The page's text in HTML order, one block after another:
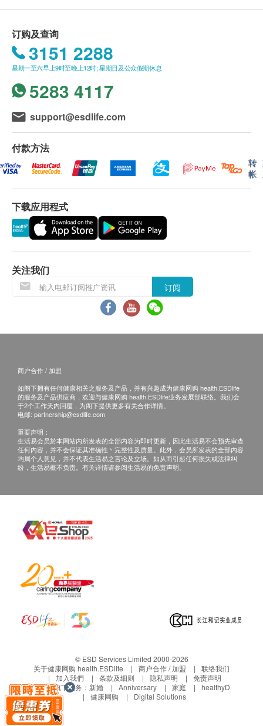
碳13呼吸试验
3 基本项目
基本健康评估
生命体征
外科检查
耳鼻喉检查
三酸甘油脂
胆固醇
高密度脂蛋白
极低密度脂蛋白
糖尿
肝功能
直接胆红素
间接胆红素
谷草转氨酶
谷丙转氨酶
γ-谷氨酰转肽酶
碱性磷酸酶
总蛋白质
肌酸酐
血尿酸
甲状腺
游离甲状腺素
游离亚甲状腺素
白血球
红血球计数
血紅素
红血球压积量
废。
体检时, 如果遇到医生不会説广东话的情况，嘉会
医疗可安排医护人员陪同提供翻译服务。
如果商户页面与体检计划页面的繁体中文、简体中
文、英文三个版本有任何抵触或不相符之处，应以
二、体检报告领取和讲解
客人可在体检日确认报告语言（可选择繁体中文，
简体中文或英文）。
体检报告会在体检后10个工作日内发送，客户可选
体检报告完成后，嘉会医疗会发送提醒讯息至
嘉会医疗APP提醒客户查看报告 。
预留E-mail，嘉会医疗会在报告完成后发送至
体检报告完成后可预约医生讲解报告，客户可选择
以下渠道：
电话讲解：需至少提前1个工作日预约具体时间
（联络电话：+86 0755-29395000；WeChat:
JIAHUI_SZ），医生会按预约时间主动联络客
JIAHUI_SZ），体检人在约定时间到嘉会医疗
聼医生当面讲解。如预约当面讲解，以下地点
深圳市福田区福华三路168号荣超商会中心2
楼（高铁站- 连城新天地B6出口）。
所有健康检查/服务并非作为医务诊断或治疗用
谘询有认可资格的医生，作出诊断及治疗。
本服务/产品由商户提供。生活易【健康网购
health.ESDlife】并没有经营或提供本服务/产品。
产品而引致的损失、损害、受伤或法律诉讼，健康
查询，须向提供服务之体检中心或商户提出。
订购及查询
3151 2288
星期一至六早上9时至晚上12时; 星期日及公众假期休息
5283 4117
support@esdlife.com
付款方法
转
帐
下载应用程式
关注我们
订阅
商户合作 / 加盟
如阁下拥有任何健康相关之服务及产品，并有兴趣成为健康网购 health.ESDlife
的服务及产品供应商，欢迎与健康网购 health.ESDlife业务发展部联络。我们会
于2个工作天内回覆，为阁下提供更多有关合作详情。
电邮: partnership@esdlife.com
重要声明：
生活易会员於本网站内所发表的全部内容为即时更新，因此生活易不会预先审查
任何内容，并不会保证其准确性丶完整性及质量。此外，会员所发表的全部内容
均属个人意见，并不代表生活易之言论及立场。如从而引起任何损失或法律纠
纷，生活易概不负责。有关详情请参阅生活易的免责声明。
© ESD Services Limited 2000-2026
关于健康网购 health.ESDlife
商户合作 / 加盟
联络我们
加入我們
条款及细则 隐私声明
免责声明
生活易旗下业务： 新婚 Anniversary 家庭
healthyD
健康网购
Digital Solutions